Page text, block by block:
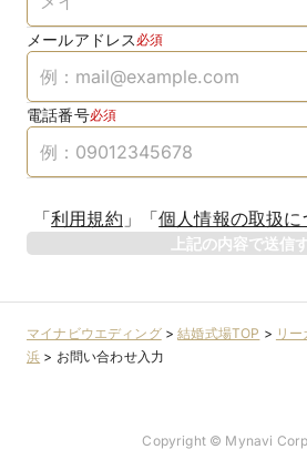
メールアドレス 必須
電話番号必須
「利用規約 」 「個人情報の取扱に
上記の内容で送信
マイナビウエディング>結婚式場TOP > リ
浜 > お問い合わせ入力
Copyright © Mynavi